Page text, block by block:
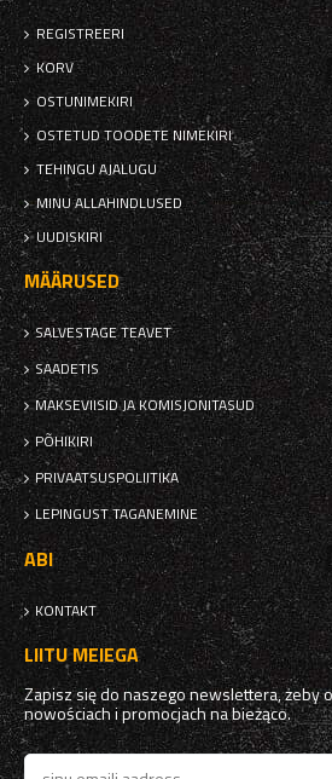
REGISTREERI
KORV
OSTUNIMEKIRI
OSTETUD TOODETE NIMEKIRI
TEHINGU AJALUGU
MINU ALLAHINDLUSED
UUDISKIRI
MÄÄRUSED
SALVESTAGE TEAVET
SAADETIS
MAKSEVIISID JA KOMISJONITASUD
PÕHIKIRI
PRIVAATSUSPOLIITIKA
LEPINGUST TAGANEMINE
ABI
KONTAKT
LIITU MEIEGA
Zapisz się do naszego newslettera, żeby
nowościach i promocjach na bieżąco.